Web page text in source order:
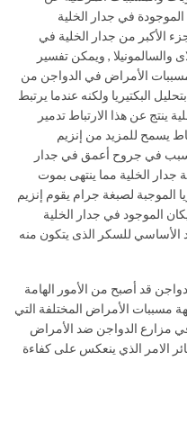
في جدار الخلية
الأكبر من جدار الخلية في
والسالمونيلا , ويمكن تفسير
مسببات الأمراض في الدواجن من
البكتيريا ولكنه عندما يرتبط
ينتج عن هذا الارتباط تدمير
يسمح للمزيد من إنزيم
في جروح أعمق في جدار
جدار الخلية مما ينتهى بموت
الموجبة لصبغة جرام يقوم إنزيم
الموجود في جدار الخلية
الأساسي للسكر الذى يتكون منه
قد أصبح من الأمور الهامة
مسببات الأمراض المختلفة التي
في مزارع الدواجن ضد الأمراض
الامر الذي ينعكس على كفاءة